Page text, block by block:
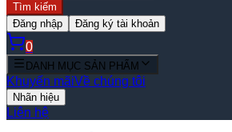
Tìm kiếm
Đăng nhập
Đăng ký tài khoản
0
DANH MỤC SẢN PHẨM
Khuyến mãiVề chúng tôi
Nhãn hiệu
Liên hệ